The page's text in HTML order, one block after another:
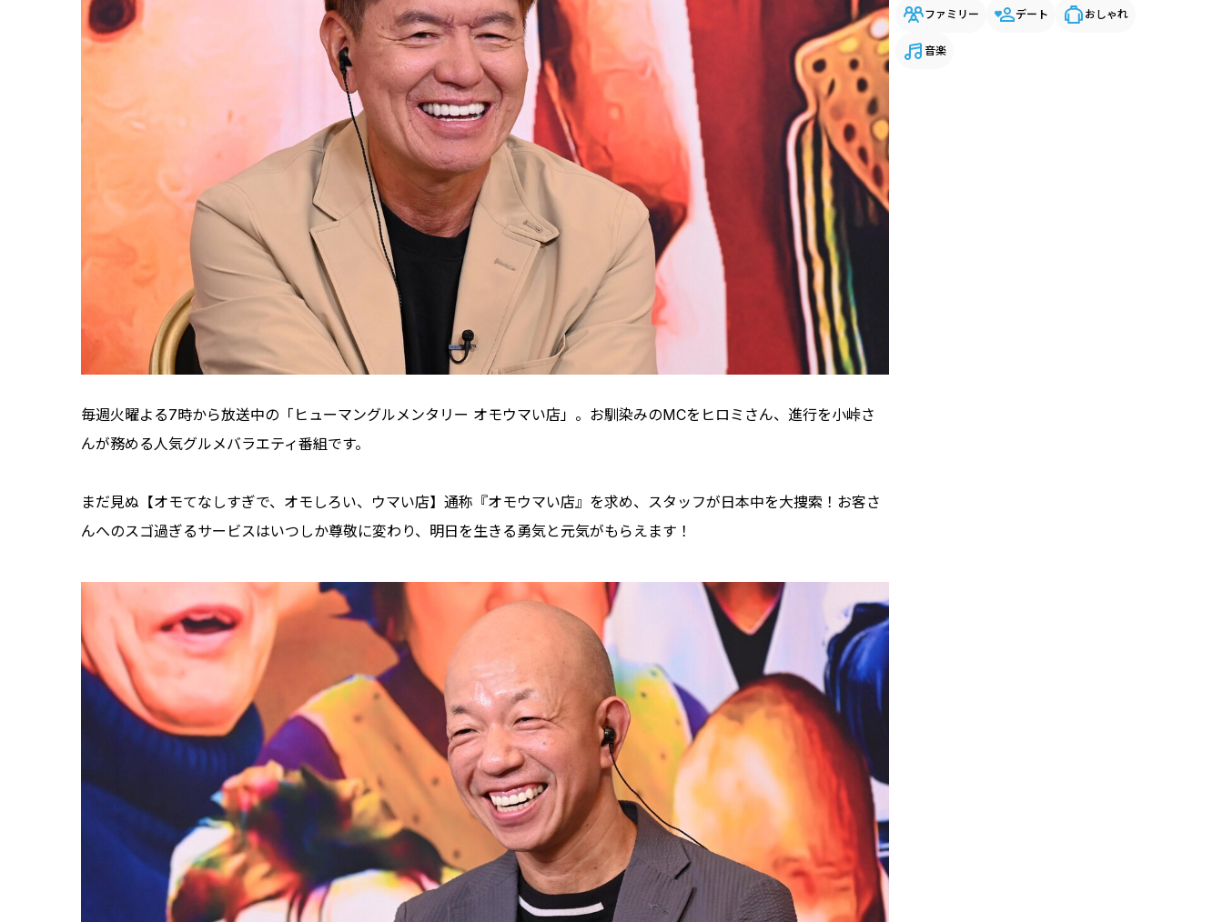
毎週火曜よる7時から放送中の「ヒューマングルメンタリー オモウマい店」。お馴染みのMCをヒロミさん、進行を小峠さ
んが務める人気グルメバラエティ番組です。
まだ見ぬ【オモてなしすぎで、オモしろい、ウマい店】通称『オモウマい店』を求め、スタッフが日本中を大捜索！お客さ
んへのスゴ過ぎるサービスはいつしか尊敬に変わり、明日を生きる勇気と元気がもらえます！
ファミリー デート おしゃれ
音楽